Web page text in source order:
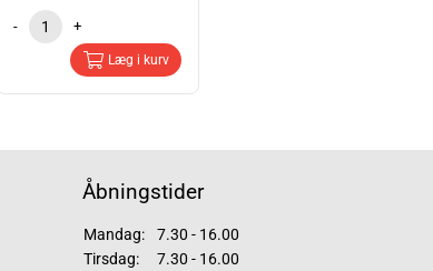
- +
Læg i kurv
Åbningstider
Mandag:
7.30 - 16.00
Tirsdag:
7.30 - 16.00